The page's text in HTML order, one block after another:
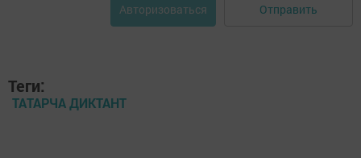
Авторизоваться Отправить
Теги:
ТАТАРЧА ДИКТАНТ